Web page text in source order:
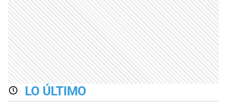
LO ÚLTIMO